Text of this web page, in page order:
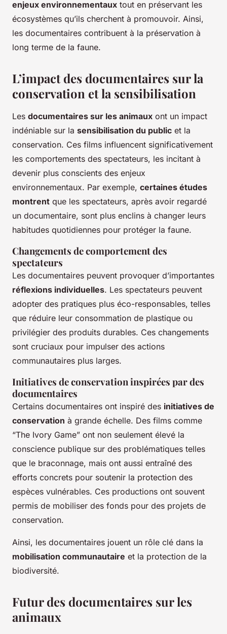
enjeux environnementaux tout en préservant les
écosystèmes qu’ils cherchent à promouvoir. Ainsi,
les documentaires contribuent à la préservation à
long terme de la faune.
L’impact des documentaires sur la
conservation et la sensibilisation
Les documentaires sur les animaux ont un impact
indéniable sur la sensibilisation du public et la
conservation. Ces films influencent significativement
les comportements des spectateurs, les incitant à
devenir plus conscients des enjeux
environnementaux. Par exemple, certaines études
montrent que les spectateurs, après avoir regardé
un documentaire, sont plus enclins à changer leurs
habitudes quotidiennes pour protéger la faune.
Changements de comportement des
spectateurs
Les documentaires peuvent provoquer d’importantes
réflexions individuelles. Les spectateurs peuvent
adopter des pratiques plus éco-responsables, telles
que réduire leur consommation de plastique ou
privilégier des produits durables. Ces changements
sont cruciaux pour impulser des actions
communautaires plus larges.
Initiatives de conservation inspirées par des
documentaires
Certains documentaires ont inspiré des initiatives de
conservation à grande échelle. Des films comme
“The Ivory Game” ont non seulement élevé la
conscience publique sur des problématiques telles
que le braconnage, mais ont aussi entraîné des
efforts concrets pour soutenir la protection des
espèces vulnérables. Ces productions ont souvent
permis de mobiliser des fonds pour des projets de
conservation.
Ainsi, les documentaires jouent un rôle clé dans la
mobilisation communautaire et la protection de la
biodiversité.
Futur des documentaires sur les
animaux